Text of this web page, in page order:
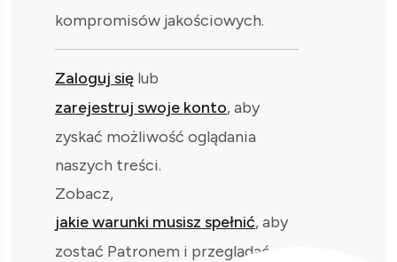
kompromisów jakościowych.
Zaloguj się lub
zarejestruj swoje konto, aby
zyskać możliwość oglądania
naszych treści.
Zobacz,
jakie warunki musisz spełnić, aby
zostać Patronem i przeglądać